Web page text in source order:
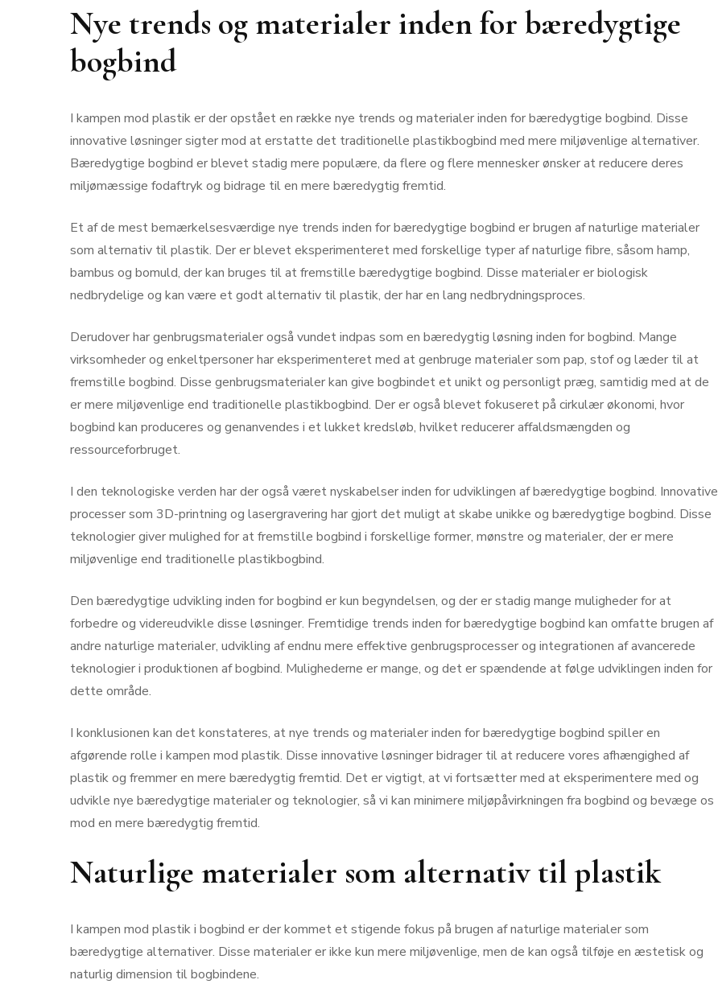
Nye trends og materialer inden for bæredygtige
bogbind
I kampen mod plastik er der opstået en række nye trends og materialer inden for bæredygtige bogbind. Disse
innovative løsninger sigter mod at erstatte det traditionelle plastikbogbind med mere miljøvenlige alternativer.
Bæredygtige bogbind er blevet stadig mere populære, da flere og flere mennesker ønsker at reducere deres
miljømæssige fodaftryk og bidrage til en mere bæredygtig fremtid.
Et af de mest bemærkelsesværdige nye trends inden for bæredygtige bogbind er brugen af naturlige materialer
som alternativ til plastik. Der er blevet eksperimenteret med forskellige typer af naturlige fibre, såsom hamp,
bambus og bomuld, der kan bruges til at fremstille bæredygtige bogbind. Disse materialer er biologisk
nedbrydelige og kan være et godt alternativ til plastik, der har en lang nedbrydningsproces.
Derudover har genbrugsmaterialer også vundet indpas som en bæredygtig løsning inden for bogbind. Mange
virksomheder og enkeltpersoner har eksperimenteret med at genbruge materialer som pap, stof og læder til at
fremstille bogbind. Disse genbrugsmaterialer kan give bogbindet et unikt og personligt præg, samtidig med at de
er mere miljøvenlige end traditionelle plastikbogbind. Der er også blevet fokuseret på cirkulær økonomi, hvor
bogbind kan produceres og genanvendes i et lukket kredsløb, hvilket reducerer affaldsmængden og
ressourceforbruget.
I den teknologiske verden har der også været nyskabelser inden for udviklingen af bæredygtige bogbind. Innovative
processer som 3D-printning og lasergravering har gjort det muligt at skabe unikke og bæredygtige bogbind. Disse
teknologier giver mulighed for at fremstille bogbind i forskellige former, mønstre og materialer, der er mere
miljøvenlige end traditionelle plastikbogbind.
Den bæredygtige udvikling inden for bogbind er kun begyndelsen, og der er stadig mange muligheder for at
forbedre og videreudvikle disse løsninger. Fremtidige trends inden for bæredygtige bogbind kan omfatte brugen af
andre naturlige materialer, udvikling af endnu mere effektive genbrugsprocesser og integrationen af avancerede
teknologier i produktionen af bogbind. Mulighederne er mange, og det er spændende at følge udviklingen inden for
dette område.
I konklusionen kan det konstateres, at nye trends og materialer inden for bæredygtige bogbind spiller en
afgørende rolle i kampen mod plastik. Disse innovative løsninger bidrager til at reducere vores afhængighed af
plastik og fremmer en mere bæredygtig fremtid. Det er vigtigt, at vi fortsætter med at eksperimentere med og
udvikle nye bæredygtige materialer og teknologier, så vi kan minimere miljøpåvirkningen fra bogbind og bevæge os
mod en mere bæredygtig fremtid.
Naturlige materialer som alternativ til plastik
I kampen mod plastik i bogbind er der kommet et stigende fokus på brugen af naturlige materialer som
bæredygtige alternativer. Disse materialer er ikke kun mere miljøvenlige, men de kan også tilføje en æstetisk og
naturlig dimension til bogbindene.